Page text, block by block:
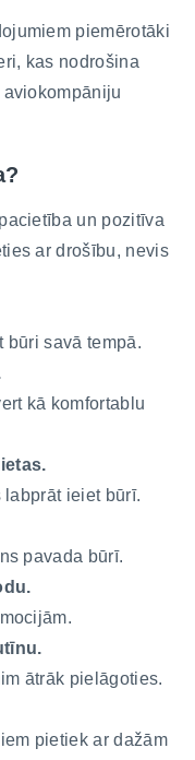
piemērotāki
kas nodrošina
un pozitīva
ar drošību, nevis
būri savā tempā.
kā komfortablu
ieiet būrī.
pavada būrī.
ātrāk pielāgoties.
pietiek ar dažām